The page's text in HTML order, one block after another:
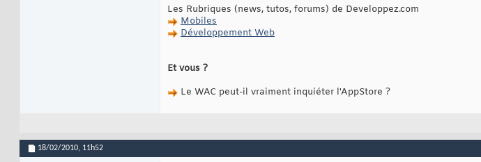
Les Rubriques (news, tutos, forums) de Developpez.com
Mobiles
Développement Web
Et vous ?
Le WAC peut-il vraiment inquiéter l'AppStore ?
18/02/2010, 11h52